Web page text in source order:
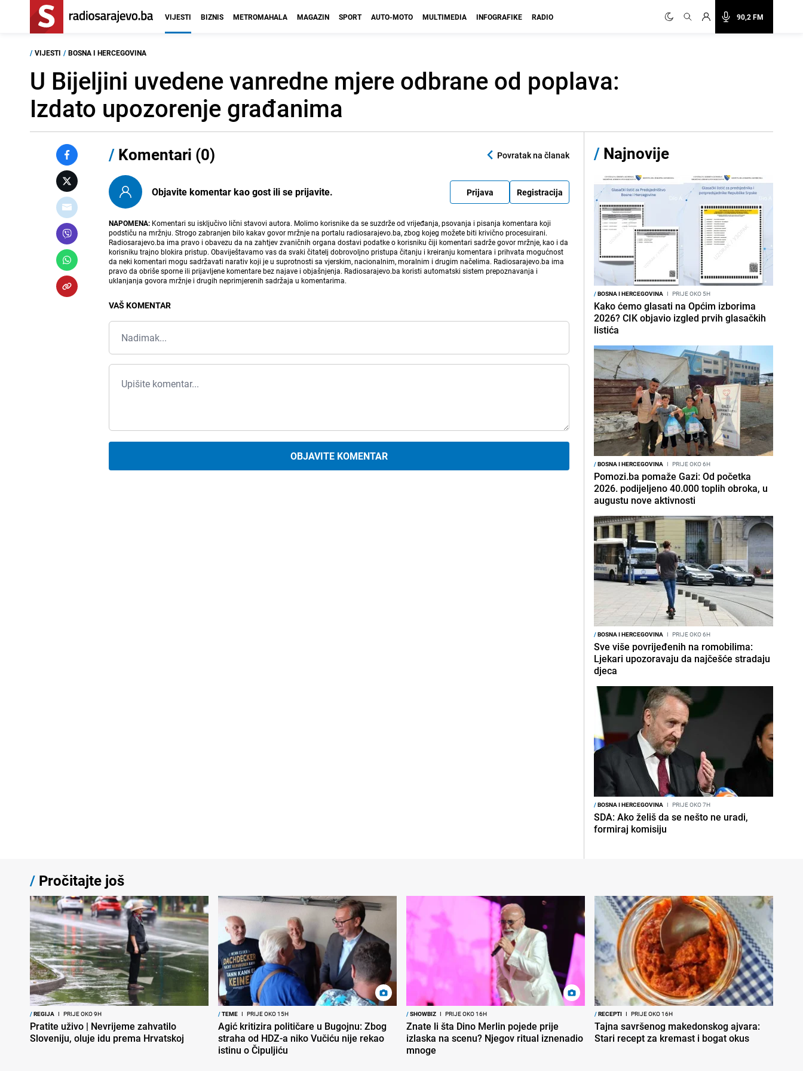
90,2 FM
VIJESTI BIZNIS METROMAHALA MAGAZIN SPORT AUTO-MOTO MULTIMEDIA INFOGRAFIKE RADIO
/ VIJESTI / BOSNA I HERCEGOVINA
U Bijeljini uvedene vanredne mjere odbrane od poplava:
Izdato upozorenje građanima
/ Komentari (0) Povratak na članak
Objavite komentar kao gost ili se prijavite. Prijava Registracija
NAPOMENA: Komentari su isključivo lični stavovi autora. Molimo korisnike da se suzdrže od vrijeđanja, psovanja i pisanja komentara koji
podstiču na mržnju. Strogo zabranjen bilo kakav govor mržnje na portalu radiosarajevo.ba, zbog kojeg možete biti krivično procesuirani.
Radiosarajevo.ba ima pravo i obavezu da na zahtjev zvaničnih organa dostavi podatke o korisniku čiji komentari sadrže govor mržnje, kao i da
korisniku trajno blokira pristup. Obaviještavamo vas da svaki čitatelj dobrovoljno pristupa čitanju i kreiranju komentara i prihvata mogućnost
da neki komentari mogu sadržavati narativ koji je u suprotnosti sa vjerskim, nacionalnim, moralnim i drugim načelima. Radiosarajevo.ba ima
pravo da obriše sporne ili prijavljene komentare bez najave i objašnjenja. Radiosarajevo.ba koristi automatski sistem prepoznavanja i
uklanjanja govora mržnje i drugih neprimjerenih sadržaja u komentarima.
VAŠ KOMENTAR
OBJAVITE KOMENTAR
/ Najnovije
/BOSNA I HERCEGOVINA I PRIJE OKO 5H
Kako ćemo glasati na Općim izborima
2026? CIK objavio izgled prvih glasačkih
listića
/BOSNA I HERCEGOVINA I PRIJE OKO 6H
Pomozi.ba pomaže Gazi: Od početka
2026. podijeljeno 40.000 toplih obroka, u
augustu nove aktivnosti
/BOSNA I HERCEGOVINA I PRIJE OKO 6H
Sve više povrijeđenih na romobilima:
Ljekari upozoravaju da najčešće stradaju
djeca
/BOSNA I HERCEGOVINA I PRIJE OKO 7H
SDA: Ako želiš da se nešto ne uradi,
formiraj komisiju
/ Pročitajte još
/REGIJA I PRIJE OKO 9H
Pratite uživo | Nevrijeme zahvatilo
Sloveniju, oluje idu prema Hrvatskoj
/TEME I PRIJE OKO 15H
Agić kritizira političare u Bugojnu: Zbog
straha od HDZ-a niko Vučiću nije rekao
istinu o Čipuljiću
/SHOWBIZ I PRIJE OKO 16H
Znate li šta Dino Merlin pojede prije
izlaska na scenu? Njegov ritual iznenadio
mnoge
/RECEPTI I PRIJE OKO 16H
Tajna savršenog makedonskog ajvara:
Stari recept za kremast i bogat okus